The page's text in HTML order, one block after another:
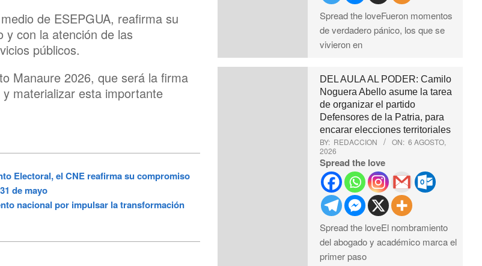
de ESEPGUA, reafirma su
y con la atención de las
públicos.
Manaure 2026, que será la firma
materializar esta importante
Electoral, el CNE reafirma su compromiso
de mayo
nacional por impulsar la transformación
Spread the loveFueron momentos
de verdadero pánico, los que se
vivieron en
DEL AULA AL PODER: Camilo
Noguera Abello asume la tarea
de organizar el partido
Defensores de la Patria, para
encarar elecciones territoriales
BY: REDACCION ON: 6 AGOSTO,
2026
Spread the love
Spread the loveEl nombramiento
del abogado y académico marca el
primer paso